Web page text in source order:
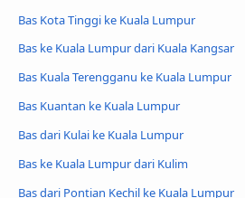
Bas Kota Tinggi ke Kuala Lumpur
Bas ke Kuala Lumpur dari Kuala Kangsar
Bas Kuala Terengganu ke Kuala Lumpur
Bas Kuantan ke Kuala Lumpur
Bas dari Kulai ke Kuala Lumpur
Bas ke Kuala Lumpur dari Kulim
Bas dari Pontian Kechil ke Kuala Lumpur